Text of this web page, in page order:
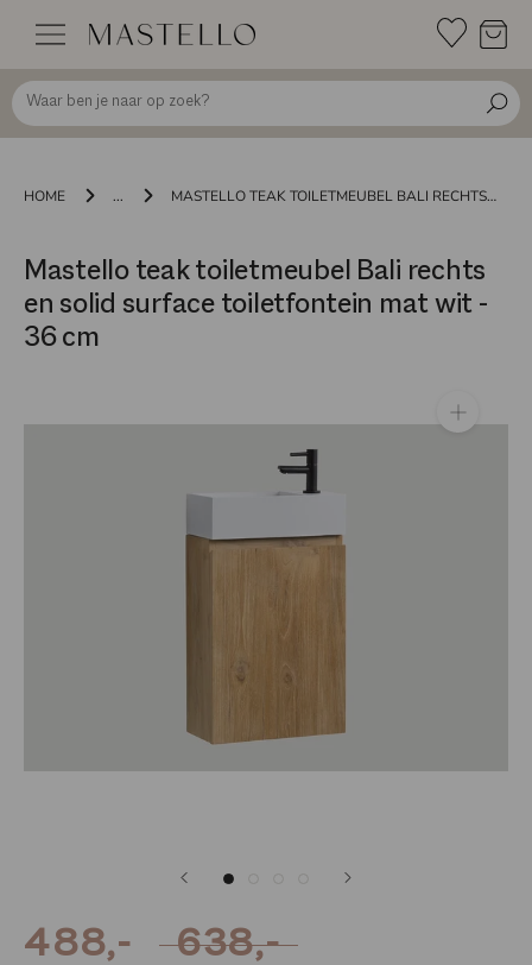
inhoud
HOME ... MASTELLO TEAK TOILETMEUBEL BALI RECHTS EN SOLID SURFACE TOILETFONTEIN MAT WIT - 36 CM
Mastello teak toiletmeubel Bali rechts
en solid surface toiletfontein mat wit -
36 cm
488,- 638,-